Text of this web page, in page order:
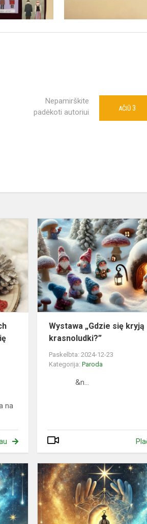
Nepamirškite
padėkoti autoriui
AČIŪ 3
Podsumowanie
grudniowych
zajęć
florystyki:
dzieląc
się
ta...
na
Wystawa „Gdzie się kryją
krasnoludki?”
Paskelbta: 2024-12-23
Kategorija:Paroda
&n...
Konkurs
"Świąteczne
życzenia
przyszłości"